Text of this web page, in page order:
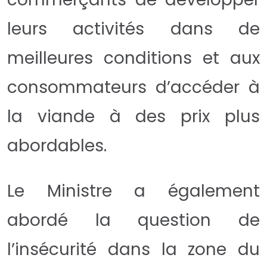
leurs activités dans de
meilleures conditions et aux
consommateurs d’accéder à
la viande à des prix plus
abordables.
Le Ministre a également
abordé la question de
l’insécurité dans la zone du